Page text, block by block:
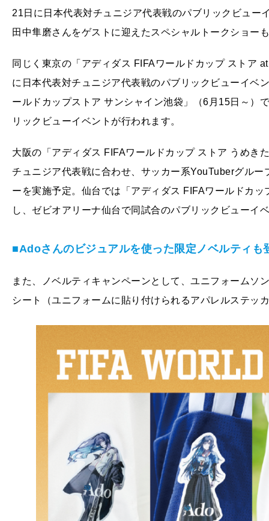
21日に日本代表対チュニジア代表戦のパブリックビュー
田中隼磨さんをゲストに迎えたスペシャルトークショー
同じく東京の「アディダス FIFAワールドカップ ストア
に日本代表対チュニジア代表戦のパブリックビューイベ
ールドカップストア サンシャイン池袋」（6月15日～）
リックビューイベントが行われます。
大阪の「アディダス FIFAワールドカップ ストア うめき
チュニジア代表戦に合わせ、サッカー系YouTuberグル
ーを実施予定。仙台では「アディダス FIFAワールドカ
し、ゼビオアリーナ仙台で同試合のパブリックビューイ
■Adoさんのビジュアルを使った限定ノベルティも
また、ノベルティキャンペーンとして、ユニフォームソ
シート（ユニフォームに貼り付けられるアパレルステッ